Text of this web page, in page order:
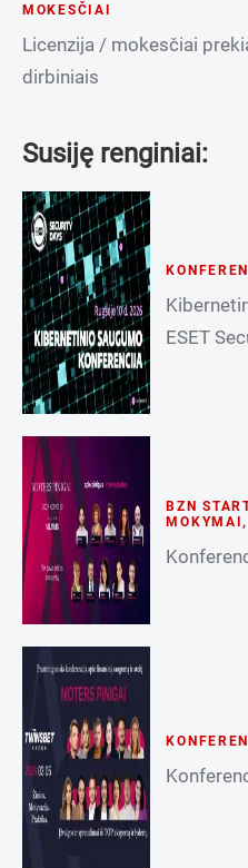
MOKESČIAI
Licenzija / mokesčiai
dirbiniais
Susiję renginiai:
ESET
BZN
MOKYMAI